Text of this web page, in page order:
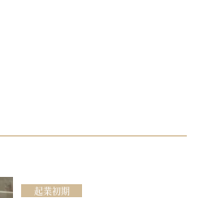
起業初期